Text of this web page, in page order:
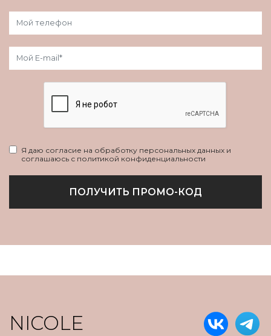
Я даю согласие на обработку персональных данных и
соглашаюсь с политикой конфиденциальности
ПОЛУЧИТЬ ПРОМО-КОД
NICOLE